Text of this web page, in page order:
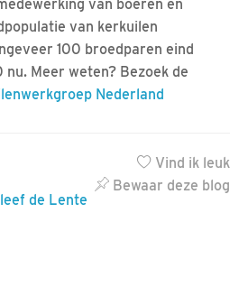
van boeren en
van kerkuilen
100 broedparen eind
Meer weten? Bezoek de
Nederland
Vind ik leuk
Bewaar deze blog
de Lente